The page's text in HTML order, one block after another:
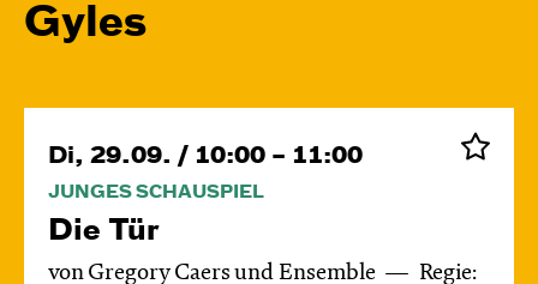
Gyles
Di, 29.09. / 10:00 – 11:00
JUNGES SCHAUSPIEL
Die Tür
von Gregory Caers und Ensemble
Regie: